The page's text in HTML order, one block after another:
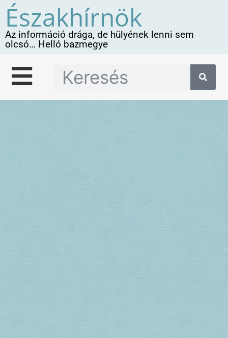
Északhírnök
Az információ drága, de hülyének lenni sem
olcsó… Helló bazmegye